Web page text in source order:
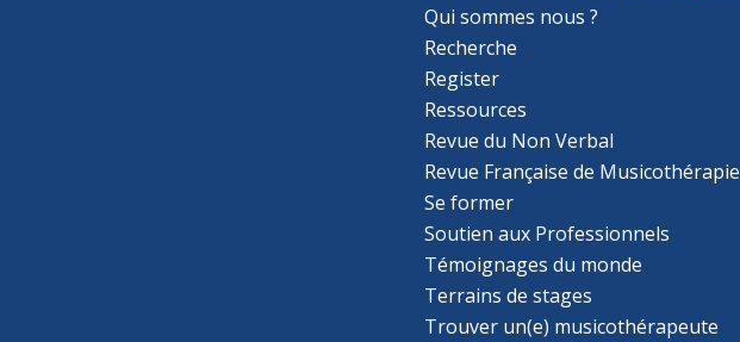
Qui sommes nous ?
Recherche
Register
Ressources
Revue du Non Verbal
Revue Française de Musicothérapie
Se former
Soutien aux Professionnels
Témoignages du monde
Terrains de stages
Trouver un(e) musicothérapeute